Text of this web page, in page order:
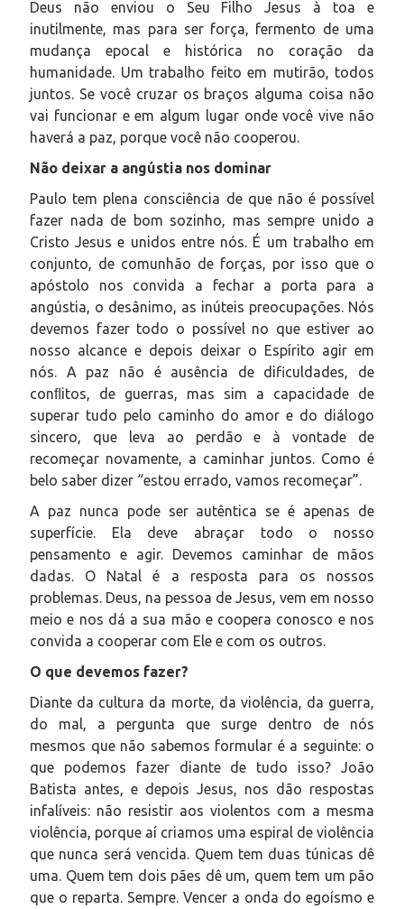
Deus não enviou o Seu Filho Jesus à toa e
inutilmente, mas para ser força, fermento de uma
mudança epocal e histórica no coração da
humanidade. Um trabalho feito em mutirão, todos
juntos. Se você cruzar os braços alguma coisa não
vai funcionar e em algum lugar onde você vive não
haverá a paz, porque você não cooperou.
Não deixar a angústia nos dominar
Paulo tem plena consciência de que não é possível
fazer nada de bom sozinho, mas sempre unido a
Cristo Jesus e unidos entre nós. É um trabalho em
conjunto, de comunhão de forças, por isso que o
apóstolo nos convida a fechar a porta para a
angústia, o desânimo, as inúteis preocupações. Nós
devemos fazer todo o possível no que estiver ao
nosso alcance e depois deixar o Espírito agir em
nós. A paz não é ausência de dificuldades, de
conﬂitos, de guerras, mas sim a capacidade de
superar tudo pelo caminho do amor e do diálogo
sincero, que leva ao perdão e à vontade de
recomeçar novamente, a caminhar juntos. Como é
belo saber dizer “estou errado, vamos recomeçar”.
A paz nunca pode ser autêntica se é apenas de
superfície. Ela deve abraçar todo o nosso
pensamento e agir. Devemos caminhar de mãos
dadas. O Natal é a resposta para os nossos
problemas. Deus, na pessoa de Jesus, vem em nosso
meio e nos dá a sua mão e coopera conosco e nos
convida a cooperar com Ele e com os outros.
O que devemos fazer?
Diante da cultura da morte, da violência, da guerra,
do mal, a pergunta que surge dentro de nós
mesmos que não sabemos formular é a seguinte: o
que podemos fazer diante de tudo isso? João
Batista antes, e depois Jesus, nos dão respostas
infalíveis: não resistir aos violentos com a mesma
violência, porque aí criamos uma espiral de violência
que nunca será vencida. Quem tem duas túnicas dê
uma. Quem tem dois pães dê um, quem tem um pão
que o reparta. Sempre. Vencer a onda do egoísmo e